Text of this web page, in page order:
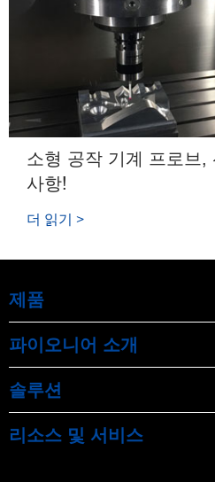
소형 공작 기계 프로브,
사항!
더 읽기 >
제품
파이오니어 소개
솔루션
리소스 및 서비스